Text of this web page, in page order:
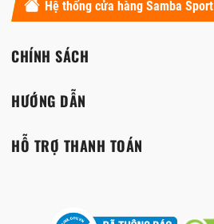
Hệ thống cửa hàng Samba Sport
CHÍNH SÁCH
HƯỚNG DẪN
HỖ TRỢ THANH TOÁN